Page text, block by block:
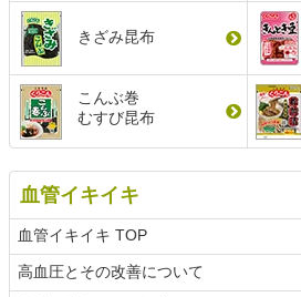
きざみ昆布
こんぶ巻
むすび昆布
血管イキイキ
血管イキイキ TOP
高血圧とその改善について